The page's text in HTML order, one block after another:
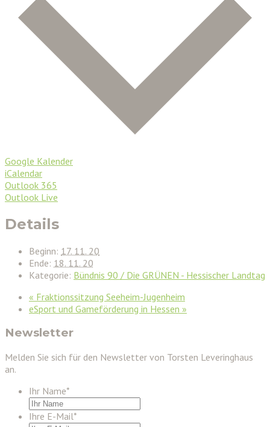
Google Kalender
iCalendar
Outlook 365
Outlook Live
Details
Beginn: 17. 11. 20
Ende: 18. 11. 20
Kategorie: Bündnis 90 / Die GRÜNEN - Hessischer Landtag
« Fraktionssitzung Seeheim-Jugenheim
eSport und Gameförderung in Hessen »
Newsletter
Melden Sie sich für den Newsletter von Torsten Leveringhaus
an.
Ihr Name*
Ihre E-Mail*